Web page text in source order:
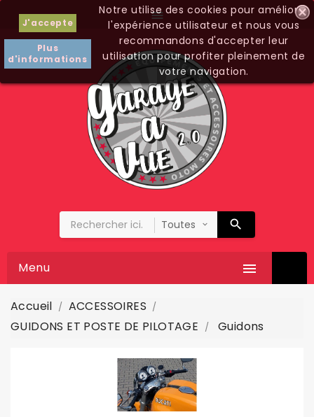

J'accepte
Plus
d'informations
Notre utilise des cookies pour améliorer
l'expérience utilisateur et nous vous
recommandons d'accepter leur
utilisation pour profiter pleinement de
votre navigation.

Menu
Accueil
ACCESSOIRES
GUIDONS ET POSTE DE PILOTAGE
Guidons